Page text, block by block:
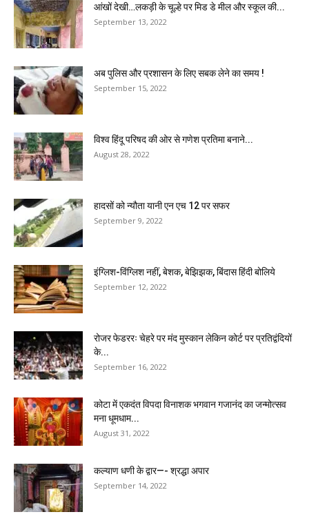
आंखों देखी…लकड़ी के चूल्हे पर मिड डे मील और स्कूल की...
September 13, 2022
अब पुलिस और प्रशासन के लिए सबक लेने का समय !
September 15, 2022
विश्व हिंदू परिषद की ओर से गणेश प्रतिमा बनाने...
August 28, 2022
हादसों को न्यौता यानी एन एच 12 पर सफर
September 9, 2022
इंग्लिश-विंग्लिश नहीं, बेशक, बेझिझक, बिंदास हिंदी बोलिये
September 12, 2022
रोजर फेडररः चेहरे पर मंद मुस्कान लेकिन कोर्ट पर प्रतिद्वंदियों
के...
September 16, 2022
कोटा में एकदंत विपदा विनाशक भगवान गजानंद का जन्मोत्सव
मना धूमधाम...
August 31, 2022
कल्याण धणी के द्वार—- श्रद्धा अपार
September 14, 2022